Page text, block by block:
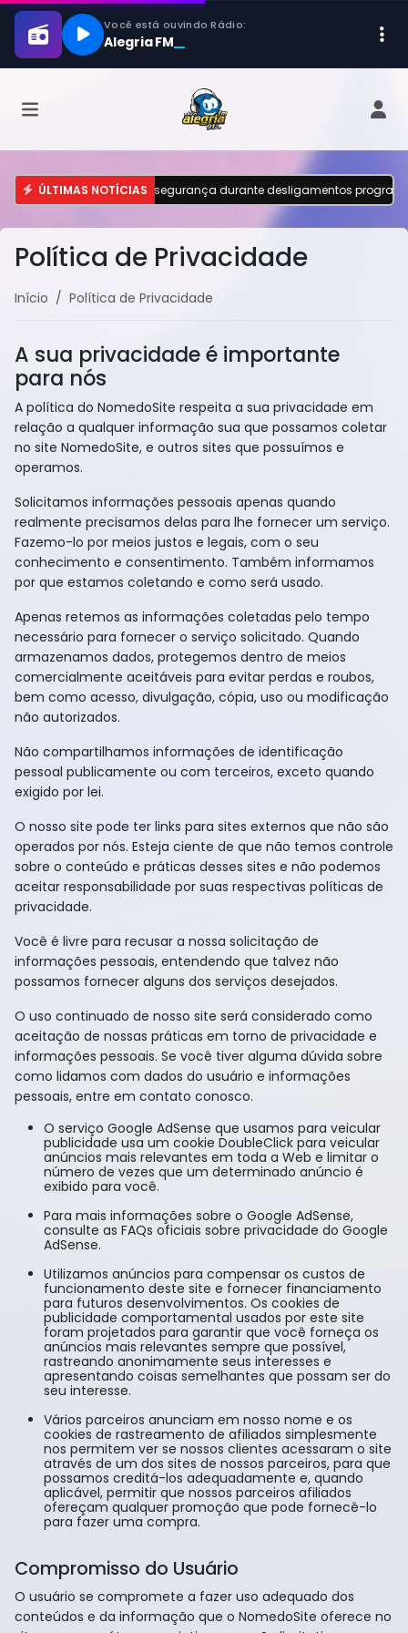
ÚLTIMAS NOTÍCIAS
reforça dicas de segurança durante desligamentos
Política de Privacidade
Início Política de Privacidade
A sua privacidade é importante
para nós
A política do NomedoSite respeita a sua privacidade em
relação a qualquer informação sua que possamos coletar
no site NomedoSite, e outros sites que possuímos e
operamos.
Solicitamos informações pessoais apenas quando
realmente precisamos delas para lhe fornecer um serviço.
Fazemo-lo por meios justos e legais, com o seu
conhecimento e consentimento. Também informamos
por que estamos coletando e como será usado.
Apenas retemos as informações coletadas pelo tempo
necessário para fornecer o serviço solicitado. Quando
armazenamos dados, protegemos dentro de meios
comercialmente aceitáveis ​​para evitar perdas e roubos,
bem como acesso, divulgação, cópia, uso ou modificação
não autorizados.
Não compartilhamos informações de identificação
pessoal publicamente ou com terceiros, exceto quando
exigido por lei.
O nosso site pode ter links para sites externos que não são
operados por nós. Esteja ciente de que não temos controle
sobre o conteúdo e práticas desses sites e não podemos
aceitar responsabilidade por suas respectivas políticas de
privacidade.
Você é livre para recusar a nossa solicitação de
informações pessoais, entendendo que talvez não
possamos fornecer alguns dos serviços desejados.
O uso continuado de nosso site será considerado como
aceitação de nossas práticas em torno de privacidade e
informações pessoais. Se você tiver alguma dúvida sobre
como lidamos com dados do usuário e informações
pessoais, entre em contato conosco.
O serviço Google AdSense que usamos para veicular
publicidade usa um cookie DoubleClick para veicular
anúncios mais relevantes em toda a Web e limitar o
número de vezes que um determinado anúncio é
exibido para você.
Para mais informações sobre o Google AdSense,
consulte as FAQs oficiais sobre privacidade do Google
AdSense.
Utilizamos anúncios para compensar os custos de
funcionamento deste site e fornecer financiamento
para futuros desenvolvimentos. Os cookies de
publicidade comportamental usados ​​por este site
foram projetados para garantir que você forneça os
anúncios mais relevantes sempre que possível,
rastreando anonimamente seus interesses e
apresentando coisas semelhantes que possam ser do
seu interesse.
Vários parceiros anunciam em nosso nome e os
cookies de rastreamento de afiliados simplesmente
nos permitem ver se nossos clientes acessaram o site
através de um dos sites de nossos parceiros, para que
possamos creditá-los adequadamente e, quando
aplicável, permitir que nossos parceiros afiliados
ofereçam qualquer promoção que pode fornecê-lo
para fazer uma compra.
Compromisso do Usuário
O usuário se compromete a fazer uso adequado dos
conteúdos e da informação que o NomedoSite oferece no